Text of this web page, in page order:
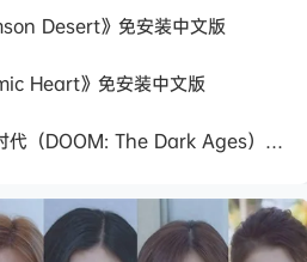
Desert》免安装中文版
Heart》免安装中文版
毁灭战士：黑暗时代（DOOM: The Dark Ages）免安装中文版